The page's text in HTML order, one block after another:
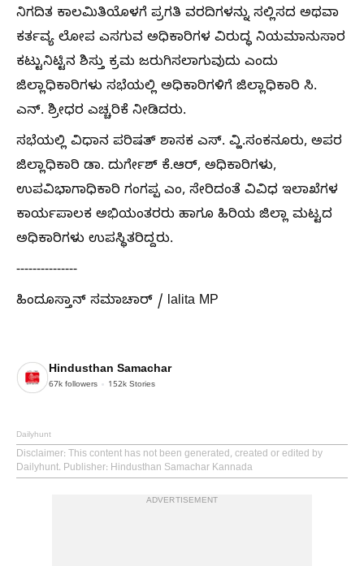
ನಿಗದಿತ ಕಾಲಮಿತಿಯೊಳಗೆ ಪ್ರಗತಿ ವರದಿಗಳನ್ನು ಸಲ್ಲಿಸದ ಅಥವಾ
ಕರ್ತವ್ಯ ಲೋಪ ಎಸಗುವ ಅಧಿಕಾರಿಗಳ ವಿರುದ್ಧ ನಿಯಮಾನುಸಾರ
ಕಟ್ಟುನಿಟ್ಟಿನ ಶಿಸ್ತು ಕ್ರಮ ಜರುಗಿಸಲಾಗುವುದು ಎಂದು
ಜಿಲ್ಲಾಧಿಕಾರಿಗಳು ಸಭೆಯಲ್ಲಿ ಅಧಿಕಾರಿಗಳಿಗೆ ಜಿಲ್ಲಾಧಿಕಾರಿ ಸಿ.
ಎನ್. ಶ್ರೀಧರ ಎಚ್ಚರಿಕೆ ನೀಡಿದರು.
ಸಭೆಯಲ್ಲಿ ವಿಧಾನ ಪರಿಷತ್ ಶಾಸಕ ಎಸ್. ವ್ಹಿ.ಸಂಕನೂರು, ಅಪರ
ಜಿಲ್ಲಾಧಿಕಾರಿ ಡಾ. ದುರ್ಗೇಶ್ ಕೆ.ಆರ್, ಅಧಿಕಾರಿಗಳು,
ಉಪವಿಭಾಗಾಧಿಕಾರಿ ಗಂಗಪ್ಪ ಎಂ, ಸೇರಿದಂತೆ ವಿವಿಧ ಇಲಾಖೆಗಳ
ಕಾರ್ಯಪಾಲಕ ಅಭಿಯಂತರರು ಹಾಗೂ ಹಿರಿಯ ಜಿಲ್ಲಾ ಮಟ್ಟದ
ಅಧಿಕಾರಿಗಳು ಉಪಸ್ಥಿತರಿದ್ದರು.
---------------
ಹಿಂದೂಸ್ತಾನ್ ಸಮಾಚಾರ್ / lalita MP
Hindusthan Samachar
67k followers 152k Stories
Dailyhunt
Disclaimer: This content has not been generated, created or edited by
Dailyhunt. Publisher: Hindusthan Samachar Kannada
ADVERTISEMENT